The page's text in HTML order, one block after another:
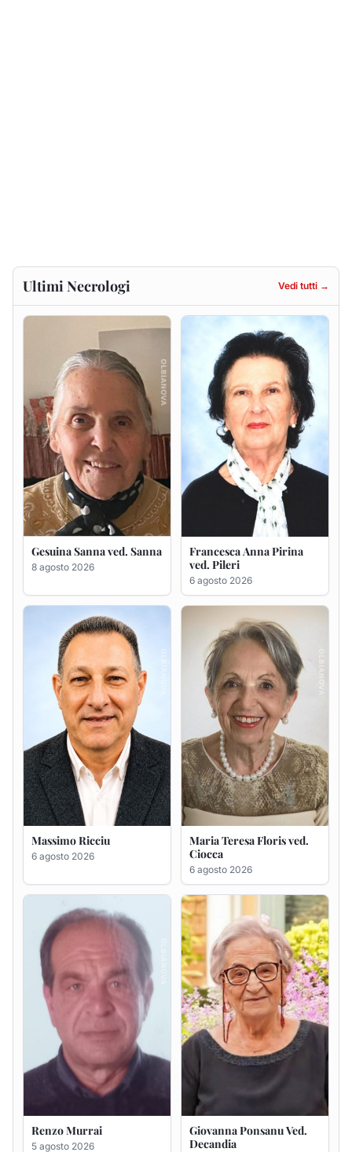
Gesuina Sanna ved. Sanna
Francesca Anna Pirina
ved. Pileri
6 agosto 2026
Massimo Ricciu
6 agosto 2026
Maria Teresa Floris ved.
6 agosto 2026
Renzo Murrai
5 agosto 2026
Giovanna Ponsanu Ved.
Decandia
5 agosto 2026